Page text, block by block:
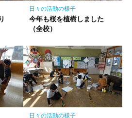
日々の活動の様子
今年も桜を植樹しました
（全校）
日々の活動の様子